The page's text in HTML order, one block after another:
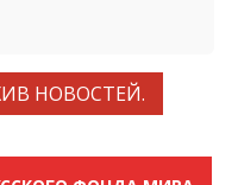
НОВОСТЕЙ.